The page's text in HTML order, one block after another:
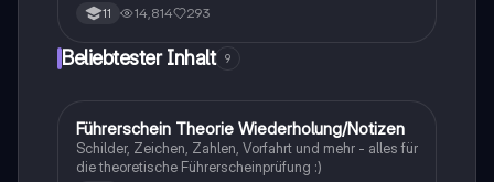
11 14,814 293
Beliebtester Inhalt 9
Lerntipps
Führerschein Theorie Wiederholung/Notizen
Schilder, Zeichen, Zahlen, Vorfahrt und mehr - alles für
die theoretische Führerscheinprüfung :)